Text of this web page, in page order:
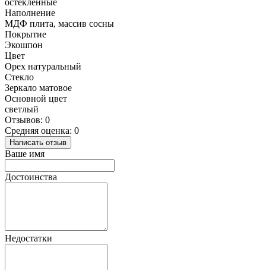
остекленные
Наполнение
МДФ плита, массив сосны
Покрытие
Экошпон
Цвет
Орех натуральный
Стекло
Зеркало матовое
Основной цвет
светлый
Отзывов: 0
Средняя оценка: 0
Написать отзыв
Ваше имя
Достоинства
Недостатки